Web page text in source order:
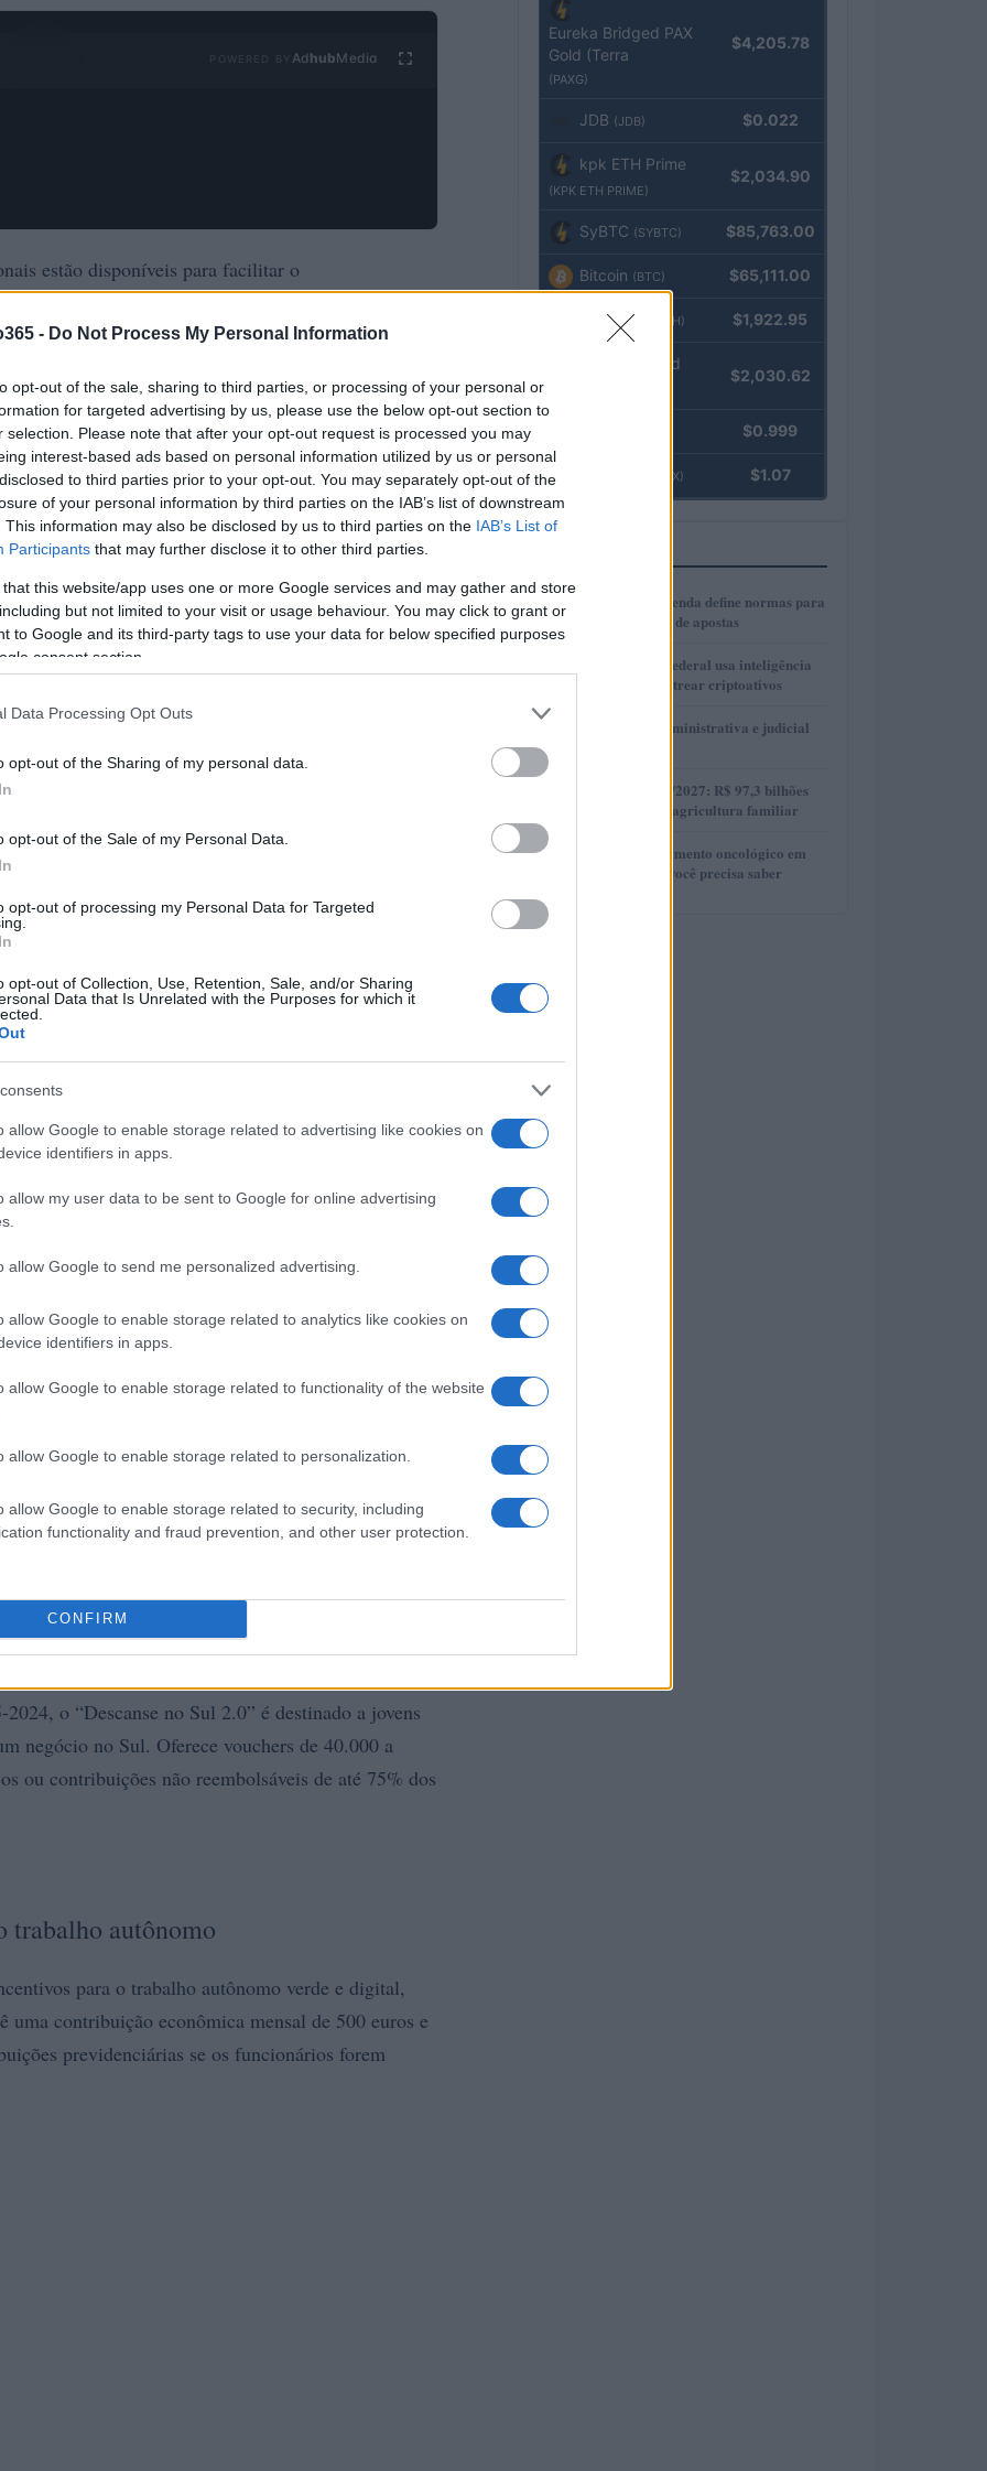
- Do Not Process My Personal Information
opt-out of the sale, sharing to third parties, or processing of your personal or
for targeted advertising by us, please use the below opt-out section to
selection. Please note that after your opt-out request is processed you may
interest-based ads based on personal information utilized by us or personal
to third parties prior to your opt-out. You may separately opt-out of the
of your personal information by third parties on the IAB’s list of downstream
This information may also be disclosed by us to third parties on the IAB’s List of
Participants that may further disclose it to other third parties.
that this website/app uses one or more Google services and may gather and store
but not limited to your visit or usage behaviour. You may click to grant or
to Google and its third-party tags to use your data for below specified purposes
consent section.
Data Processing Opt Outs
opt-out of the Sharing of my personal data.
opt-out of the Sale of my Personal Data.
opt-out of processing my Personal Data for Targeted
opt-out of Collection, Use, Retention, Sale, and/or Sharing
Data that Is Unrelated with the Purposes for which it
allow Google to enable storage related to advertising like cookies on
identifiers in apps.
allow my user data to be sent to Google for online advertising
allow Google to send me personalized advertising.
allow Google to enable storage related to analytics like cookies on
identifiers in apps.
allow Google to enable storage related to functionality of the website
allow Google to enable storage related to personalization.
allow Google to enable storage related to security, including
functionality and fraud prevention, and other user protection.
CONFIRM
Ad hubMedia
estão disponíveis para facilitar o
fornecerá uma visão geral detalhada das
até contribuições não reembolsáveis
juvenil 2024
para apoiar o nascimento e o desenvolvimento de
nas regiões de Abruzzo, Basilicata, Calábria,
áreas da cratera sísmica da Itália Central.
financiamento bancário com contribuições não
o “Descanse no Sul 2.0” é destinado a jovens
negócio no Sul. Oferece vouchers de 40.000 a
ou contribuições não reembolsáveis de até 75% dos
trabalho autônomo
para o trabalho autônomo verde e digital,
uma contribuição econômica mensal de 500 euros e
previdenciárias se os funcionários forem
Eureka Bridged PAX
Gold (Terra
(PAXG)
$4,205.78
JDB (JDB) $0.022
kpk ETH Prime
(KPK ETH PRIME)
$2,034.90
SyBTC (SYBTC) $85,763.00
Bitcoin (BTC) $65,111.00
Ethereum (ETH) $1,922.95
kpk ETH Yield
$2,030.62
$0.999
(USDEX) $1.07
1
Ministério da Fazenda define normas para
anúncios de casas de apostas
2
Como a Receita Federal usa inteligência
artificial para rastrear criptoativos
3
Guia de defesa administrativa e judicial
Plano Safra 2026/2027: R$ 97,3 bilhões
para fortalecer a agricultura familiar
5
Direito ao esquecimento oncológico em
2024: tudo o que você precisa saber